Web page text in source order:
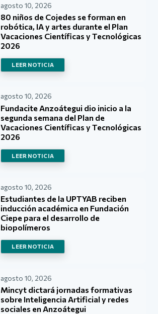
agosto 10, 2026
80 niños de Cojedes se forman en
robótica, IA y artes durante el Plan
Vacaciones Científicas y Tecnológicas
2026
LEER NOTICIA
agosto 10, 2026
Fundacite Anzoátegui dio inicio a la
segunda semana del Plan de
Vacaciones Científicas y Tecnológicas
2026
LEER NOTICIA
agosto 10, 2026
Estudiantes de la UPTYAB reciben
inducción académica en Fundación
Ciepe para el desarrollo de
biopolímeros
LEER NOTICIA
agosto 10, 2026
Mincyt dictará jornadas formativas
sobre Inteligencia Artificial y redes
sociales en Anzoátegui